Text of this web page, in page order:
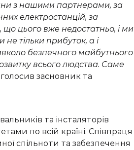
з нашими партнерами, за
електростанцій, за
що цього вже недостатньо, і ми
не тільки прибуток, а і
вколобезпечногомайбутнього
всього людства. Саме
засновник та
та інсталяторів
по всій країні. Співпраця
спільноти та забезпечення